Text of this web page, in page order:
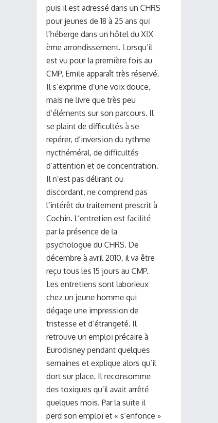
puis il est adressé dans un CHRS
pour jeunes de 18 à 25 ans qui
l’héberge dans un hôtel du XIX
ème arrondissement. Lorsqu’il
est vu pour la première fois au
CMP, Emile apparaît très réservé.
Il s’exprime d’une voix douce,
mais ne livre que très peu
d’éléments sur son parcours. Il
se plaint de difficultés à se
repérer, d’inversion du rythme
nycthéméral, de difficultés
d’attention et de concentration.
Il n’est pas délirant ou
discordant, ne comprend pas
l’intérêt du traitement prescrit à
Cochin. L’entretien est facilité
par la présence de la
psychologue du CHRS. De
décembre à avril 2010, il va être
reçu tous les 15 jours au CMP.
Les entretiens sont laborieux
chez un jeune homme qui
dégage une impression de
tristesse et d’étrangeté. Il
retrouve un emploi précaire à
Eurodisney pendant quelques
semaines et explique alors qu’il
dort sur place. Il reconsomme
des toxiques qu’il avait arrêté
quelques mois. Par la suite il
perd son emploi et « s’enfonce »